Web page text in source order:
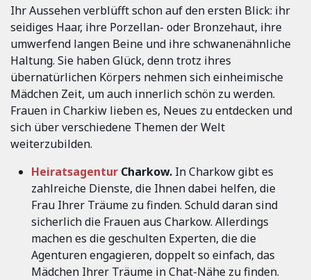
Ihr Aussehen verblüfft schon auf den ersten Blick: ihr
seidiges Haar, ihre Porzellan- oder Bronzehaut, ihre
umwerfend langen Beine und ihre schwanenähnliche
Haltung. Sie haben Glück, denn trotz ihres
übernatürlichen Körpers nehmen sich einheimische
Mädchen Zeit, um auch innerlich schön zu werden.
Frauen in Charkiw lieben es, Neues zu entdecken und
sich über verschiedene Themen der Welt
weiterzubilden.
Heiratsagentur Charkow. In Charkow gibt es
zahlreiche Dienste, die Ihnen dabei helfen, die
Frau Ihrer Träume zu finden. Schuld daran sind
sicherlich die Frauen aus Charkow. Allerdings
machen es die geschulten Experten, die die
Agenturen engagieren, doppelt so einfach, das
Mädchen Ihrer Träume in Chat-Nähe zu finden.